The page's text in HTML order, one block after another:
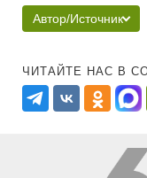
Автор/Источник
ЧИТАЙТЕ НАС В